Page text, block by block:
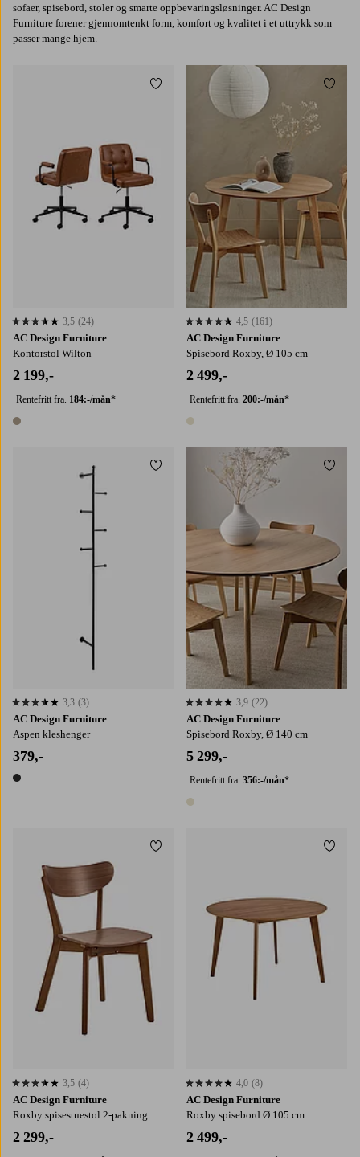
sofaer, spisebord, stoler og smarte oppbevaringsløsninger. AC Design
Furniture forener gjennomtenkt form, komfort og kvalitet i et uttrykk som
passer mange hjem.
AC Design Furniture
Kontorstol Wilton
2 199,-
Rentefritt fra. 184:-/mån*
1 farge
3,5 basert på 24 karaktergivninger
3,5 (24)
Legg til favoritter
AC Design Furniture
Spisebord Roxby, Ø 105 cm
2 499,-
Rentefritt fra. 200:-/mån*
1 farge
4,5 basert på 161 karaktergivninger
4,5 (161)
AC Design Furniture
Aspen kleshenger
379,-
1 farge
3,3 basert på 3 karaktergivninger
3,3 (3)
Legg til favoritter
AC Design Furniture
Spisebord Roxby, Ø 140 cm
5 299,-
Rentefritt fra. 356:-/mån*
1 farge
3,9 basert på 22 karaktergivninger
3,9 (22)
AC Design Furniture
Roxby spisestuestol 2-pakning
2 299,-
3,5 basert på 4 karaktergivninger
3,5 (4)
Legg til favoritter
AC Design Furniture
Roxby spisebord Ø 105 cm
2 499,-
4,0 basert på 8 karaktergivninger
4,0 (8)